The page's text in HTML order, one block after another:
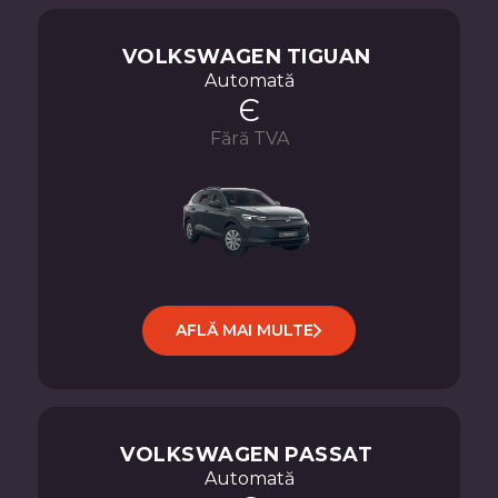
VOLKSWAGEN TIGUAN
Automată
Є
Fără TVA
AFLĂ MAI MULTE
VOLKSWAGEN PASSAT
Automată